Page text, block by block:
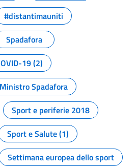
#distantimauniti
Spadafora
19 (2)
Ministro Spadafora
Sport e periferie 2018
Sport e Salute (1)
Settimana europea dello sport